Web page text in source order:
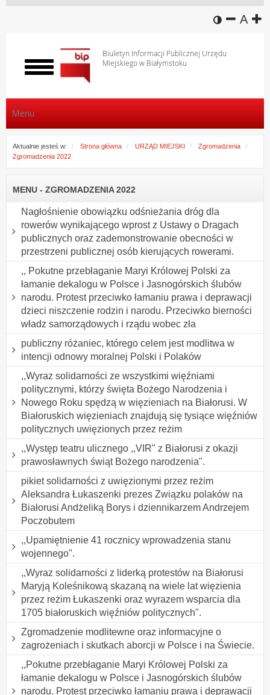
wersja
A
Biuletyn Informacji Publicznej Urzędu
Miejskiego w Białymstoku
Włącz
menu
Menu
Aktualnie jesteś w: Strona główna URZĄD MIEJSKI
Zgromadzenia
Zgromadzenia 2022
MENU - ZGROMADZENIA 2022
Nagłośnienie obowiązku odśnieżania dróg dla
rowerów wynikającego wprost z Ustawy o Dragach
publicznych oraz zademonstrowanie obecności w
przestrzeni publicznej osób kierujących rowerami.
,, Pokutne przebłaganie Maryi Królowej Polski za
łamanie dekalogu w Polsce i Jasnogórskich ślubów
narodu. Protest przeciwko łamaniu prawa i deprawacji
dzieci niszczenie rodzin i narodu. Przeciwko bierności
władz samorządowych i rządu wobec zła
publiczny różaniec, którego celem jest modlitwa w
intencji odnowy moralnej Polski i Polaków
,,Wyraz solidarności ze wszystkimi więźniami
politycznymi, którzy święta Bożego Narodzenia i
Nowego Roku spędzą w więzieniach na Białorusi. W
Białoruskich więzieniach znajdują się tysiące więźniów
politycznych uwięzionych przez reżim
,,Występ teatru ulicznego ,,VIR" z Białorusi z okazji
prawosławnych świąt Bożego narodzenia".
pikiet solidarności z uwięzionymi przez reżim
Aleksandra Łukaszenki prezes Związku polaków na
Białorusi Andżeliką Borys i dziennikarzem Andrzejem
Poczobutem
,,Upamiętnienie 41 rocznicy wprowadzenia stanu
wojennego".
,,Wyraz solidarności z liderką protestów na Białorusi
Maryją Koleśnikową skazaną na wiele lat więzienia
przez reżim Łukaszenki oraz wyrazem wsparcia dla
1705 białoruskich więźniów politycznych".
Zgromadzenie modlitewne oraz informacyjne o
zagrożeniach i skutkach aborcji w Polsce i na Świecie.
,,Pokutne przebłaganie Maryi Królowej Polski za
łamanie dekalogu w Polsce i Jasnogórskich ślubów
narodu. Protest przeciwko łamaniu prawa i deprawacji